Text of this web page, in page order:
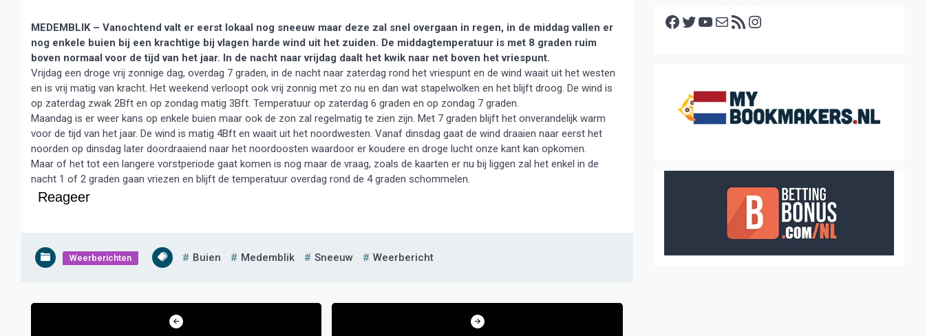
MEDEMBLIK – Vanochtend valt er eerst lokaal nog sneeuw maar deze zal snel overgaan in regen, in de middag vallen er
nog enkele buien bij een krachtige bij vlagen harde wind uit het zuiden. De middagtemperatuur is met 8 graden ruim
boven normaal voor de tijd van het jaar. In de nacht naar vrijdag daalt het kwik naar net boven het vriespunt.
Vrijdag een droge vrij zonnige dag, overdag 7 graden, in de nacht naar zaterdag rond het vriespunt en de wind waait uit het westen
en is vrij matig van kracht. Het weekend verloopt ook vrij zonnig met zo nu en dan wat stapelwolken en het blijft droog. De wind is
op zaterdag zwak 2Bft en op zondag matig 3Bft. Temperatuur op zaterdag 6 graden en op zondag 7 graden.
Maandag is er weer kans op enkele buien maar ook de zon zal regelmatig te zien zijn. Met 7 graden blijft het onverandelijk warm
voor de tijd van het jaar. De wind is matig 4Bft en waait uit het noordwesten. Vanaf dinsdag gaat de wind draaien naar eerst het
noorden op dinsdag later doordraaiend naar het noordoosten waardoor er koudere en droge lucht onze kant kan opkomen.
Maar of het tot een langere vorstperiode gaat komen is nog maar de vraag, zoals de kaarten er nu bij liggen zal het enkel in de
nacht 1 of 2 graden gaan vriezen en blijft de temperatuur overdag rond de 4 graden schommelen.
Reageer
Weerberichten Buien Medemblik Sneeuw Weerbericht
Bericht
Facebook Twitter YouTube E-mail RSS feed